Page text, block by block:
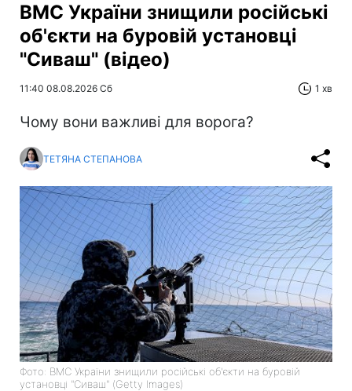
ВМС України знищили російські
об'єкти на буровій установці
"Сиваш" (відео)
11:40 08.08.2026 Сб 1 хв
Чому вони важливі для ворога?
ТЕТЯНА СТЕПАНОВА
Фото: ВМС України знищили російські об'єкти на буровій
установці "Сиваш" (Getty Images)